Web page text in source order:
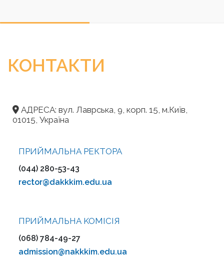
КОНТАКТИ
АДРЕСА: вул. Лаврська, 9, корп. 15, м.Київ,
01015, Україна
ПРИЙМАЛЬНА РЕКТОРА
(044) 280-53-43
rector@dakkkim.edu.ua
ПРИЙМАЛЬНА KOMІСІЯ
(068) 784-49-27
admission@nakkkim.edu.ua